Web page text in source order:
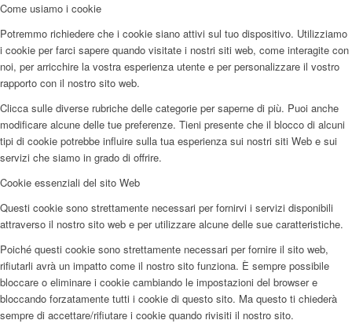
Come usiamo i cookie
Potremmo richiedere che i cookie siano attivi sul tuo dispositivo. Utilizziamo
i cookie per farci sapere quando visitate i nostri siti web, come interagite con
noi, per arricchire la vostra esperienza utente e per personalizzare il vostro
rapporto con il nostro sito web.
Clicca sulle diverse rubriche delle categorie per saperne di più. Puoi anche
modificare alcune delle tue preferenze. Tieni presente che il blocco di alcuni
tipi di cookie potrebbe influire sulla tua esperienza sui nostri siti Web e sui
servizi che siamo in grado di offrire.
Cookie essenziali del sito Web
Questi cookie sono strettamente necessari per fornirvi i servizi disponibili
attraverso il nostro sito web e per utilizzare alcune delle sue caratteristiche.
Poiché questi cookie sono strettamente necessari per fornire il sito web,
rifiutarli avrà un impatto come il nostro sito funziona. È sempre possibile
bloccare o eliminare i cookie cambiando le impostazioni del browser e
bloccando forzatamente tutti i cookie di questo sito. Ma questo ti chiederà
sempre di accettare/rifiutare i cookie quando rivisiti il nostro sito.